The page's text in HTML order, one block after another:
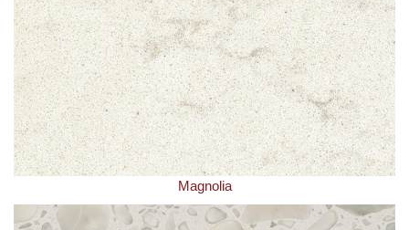
Magnolia